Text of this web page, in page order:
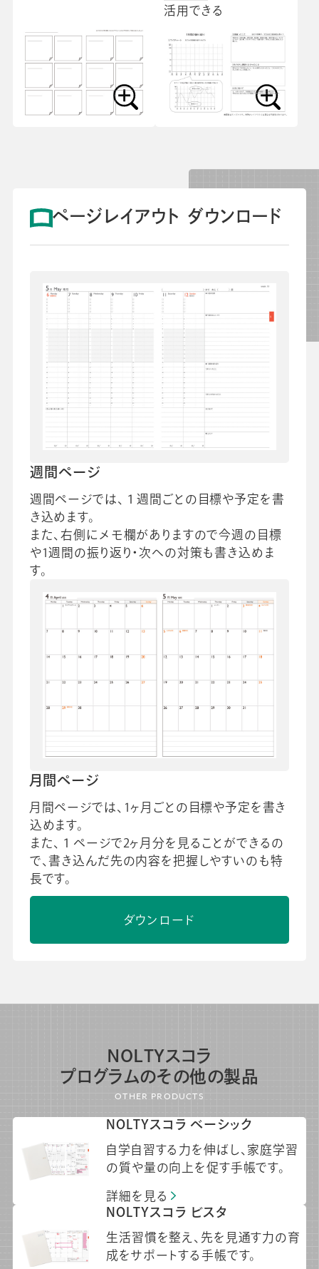
活用できる
ページレイアウト ダウンロード
週間ページ
週間ページでは、１週間ごとの目標や予定を書
き込めます。
また、右側にメモ欄がありますので今週の目標
や1週間の振り返り・次への対策も書き込めま
す。
月間ページ
月間ページでは、1ヶ月ごとの目標や予定を書き
込めます。
また、１ページで2ヶ月分を見ることができるの
で、書き込んだ先の内容を把握しやすいのも特
長です。
ダウンロード
NOLTYスコラ
プログラムのその他の製品
OTHER PRODUCTS
NOLTYスコラ ベーシック
自学自習する力を伸ばし、家庭学習
の質や量の向上を促す手帳です。
詳細を見る
NOLTYスコラ ビスタ
生活習慣を整え、先を見通す力の育
成をサポートする手帳です。